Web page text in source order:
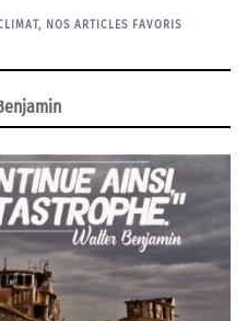
, NOS ARTICLES FAVORIS